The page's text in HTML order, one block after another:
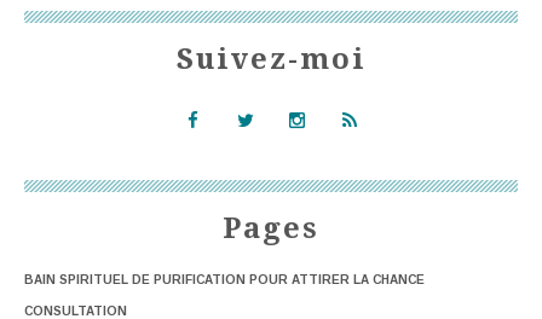
Pages
BAIN SPIRITUEL DE PURIFICATION POUR ATTIRER LA CHANCE
CONSULTATION
Suivez-moi